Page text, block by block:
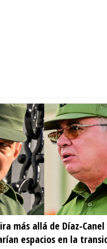
más allá de Díaz-Canel
espacios en la